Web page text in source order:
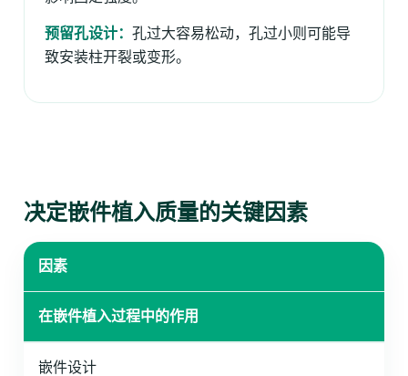
预留孔设计： 孔过大容易松动，孔过小则可能导
致安装柱开裂或变形。
决定嵌件植入质量的关键因素
因素
在嵌件植入过程中的作用
嵌件设计